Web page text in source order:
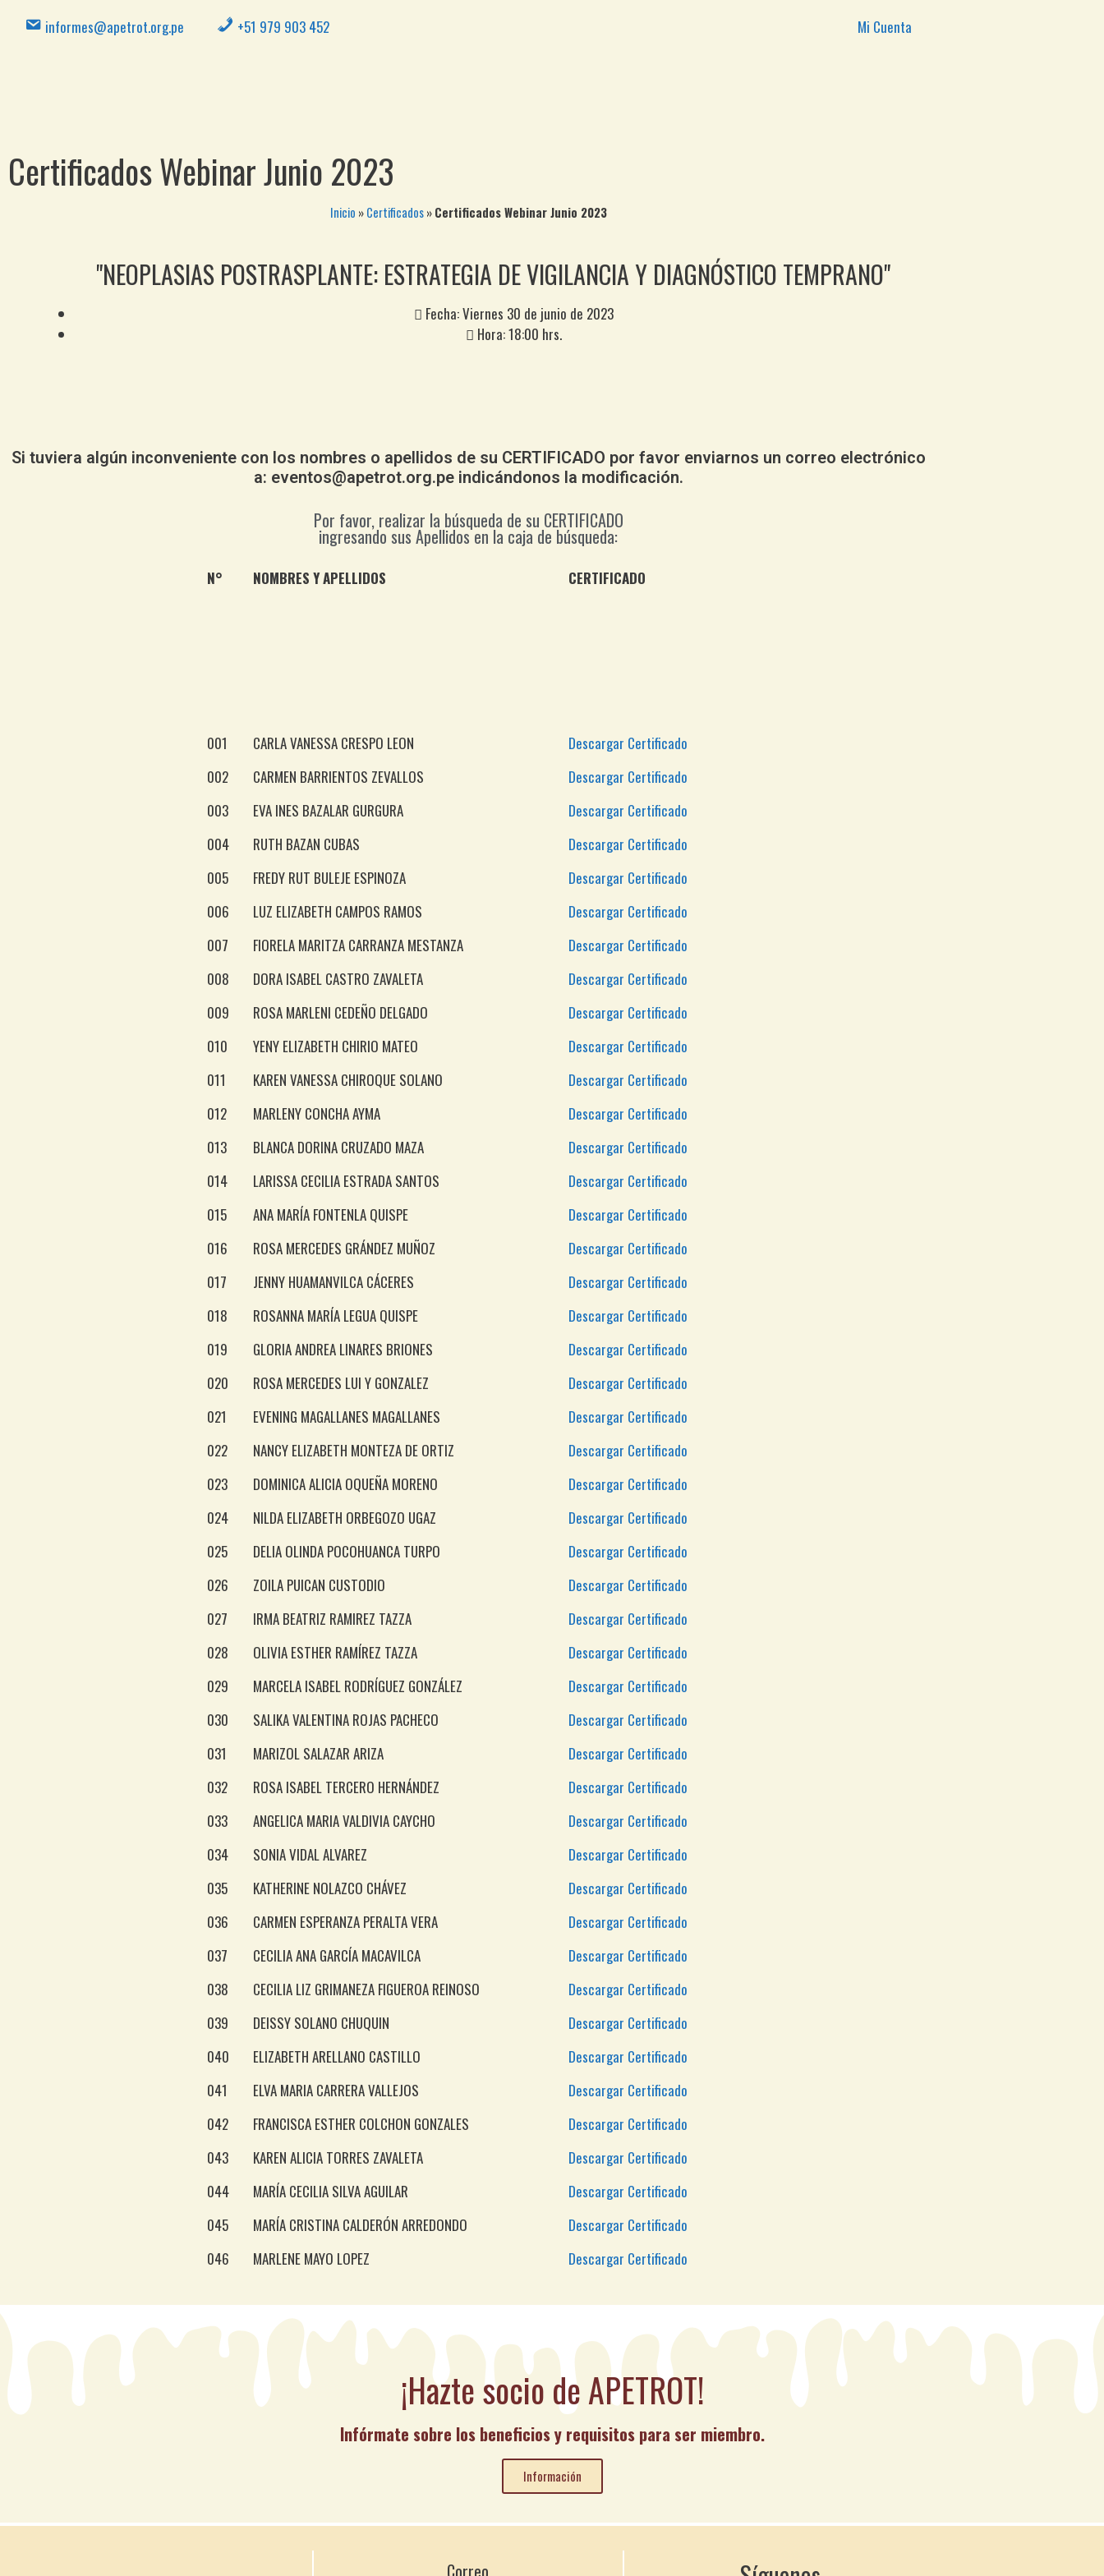
informes@apetrot.org.pe +51 979 903 452 Mi Cuenta
Certificados Webinar Junio 2023
Inicio »Certificados»Certificados Webinar Junio 2023
"NEOPLASIAS POSTRASPLANTE: ESTRATEGIA DE VIGILANCIA Y DIAGNÓSTICO TEMPRANO"
Fecha: Viernes 30 de junio de 2023
Hora: 18:00 hrs.
Si tuviera algún inconveniente con los nombres o apellidos de su CERTIFICADO por favor enviarnos un correo electrónico
a: eventos@apetrot.org.pe indicándonos la modificación.
Por favor, realizar la búsqueda de su CERTIFICADO
ingresando sus Apellidos en la caja de búsqueda:
N° NOMBRES Y APELLIDOS CERTIFICADO
001 CARLA VANESSA CRESPO LEON
Descargar Certificado
002
CARMEN BARRIENTOS ZEVALLOS
Descargar Certificado
003
EVA INES BAZALAR GURGURA
Descargar Certificado
004
RUTH BAZAN CUBAS
Descargar Certificado
005
FREDY RUT BULEJE ESPINOZA
Descargar Certificado
006
LUZ ELIZABETH CAMPOS RAMOS
Descargar Certificado
007
FIORELA MARITZA CARRANZA MESTANZA
Descargar Certificado
008
DORA ISABEL CASTRO ZAVALETA
Descargar Certificado
009
ROSA MARLENI CEDEÑO DELGADO
Descargar Certificado
010
YENY ELIZABETH CHIRIO MATEO
Descargar Certificado
011
KAREN VANESSA CHIROQUE SOLANO
Descargar Certificado
012
MARLENY CONCHA AYMA
Descargar Certificado
013
BLANCA DORINA CRUZADO MAZA
Descargar Certificado
014
LARISSA CECILIA ESTRADA SANTOS
Descargar Certificado
015
ANA MARÍA FONTENLA QUISPE
Descargar Certificado
016
ROSA MERCEDES GRÁNDEZ MUÑOZ
Descargar Certificado
017
JENNY HUAMANVILCA CÁCERES
Descargar Certificado
018
ROSANNA MARÍA LEGUA QUISPE
Descargar Certificado
019
GLORIA ANDREA LINARES BRIONES
Descargar Certificado
020
ROSA MERCEDES LUI Y GONZALEZ
Descargar Certificado
021
EVENING MAGALLANES MAGALLANES
Descargar Certificado
022
NANCY ELIZABETH MONTEZA DE ORTIZ
Descargar Certificado
023
DOMINICA ALICIA OQUEÑA MORENO
Descargar Certificado
024
NILDA ELIZABETH ORBEGOZO UGAZ
Descargar Certificado
025
DELIA OLINDA POCOHUANCA TURPO
Descargar Certificado
026
ZOILA PUICAN CUSTODIO
Descargar Certificado
027
IRMA BEATRIZ RAMIREZ TAZZA
Descargar Certificado
028
OLIVIA ESTHER RAMÍREZ TAZZA
Descargar Certificado
029
MARCELA ISABEL RODRÍGUEZ GONZÁLEZ
Descargar Certificado
030
SALIKA VALENTINA ROJAS PACHECO
Descargar Certificado
031
MARIZOL SALAZAR ARIZA
Descargar Certificado
032
ROSA ISABEL TERCERO HERNÁNDEZ
Descargar Certificado
033
ANGELICA MARIA VALDIVIA CAYCHO
Descargar Certificado
034
SONIA VIDAL ALVAREZ
Descargar Certificado
035
KATHERINE NOLAZCO CHÁVEZ
Descargar Certificado
036
CARMEN ESPERANZA PERALTA VERA
Descargar Certificado
037
CECILIA ANA GARCÍA MACAVILCA
Descargar Certificado
038
CECILIA LIZ GRIMANEZA FIGUEROA REINOSO
Descargar Certificado
039
DEISSY SOLANO CHUQUIN
Descargar Certificado
040
ELIZABETH ARELLANO CASTILLO
Descargar Certificado
041
ELVA MARIA CARRERA VALLEJOS
Descargar Certificado
042
FRANCISCA ESTHER COLCHON GONZALES
Descargar Certificado
043
KAREN ALICIA TORRES ZAVALETA
Descargar Certificado
044
MARÍA CECILIA SILVA AGUILAR
Descargar Certificado
045
MARÍA CRISTINA CALDERÓN ARREDONDO
Descargar Certificado
046
MARLENE MAYO LOPEZ Descargar Certificado
¡Hazte socio de APETROT!
Infórmate sobre los beneficios y requisitos para ser miembro.
Información
Correo